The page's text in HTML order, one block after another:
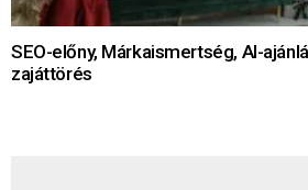
SEO-előny, Márkaismertség, AI-
zajáttörés